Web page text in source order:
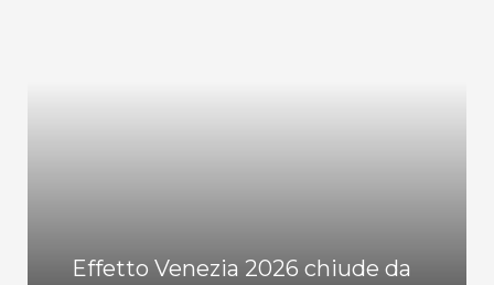
Effetto Venezia 2026 chiude da